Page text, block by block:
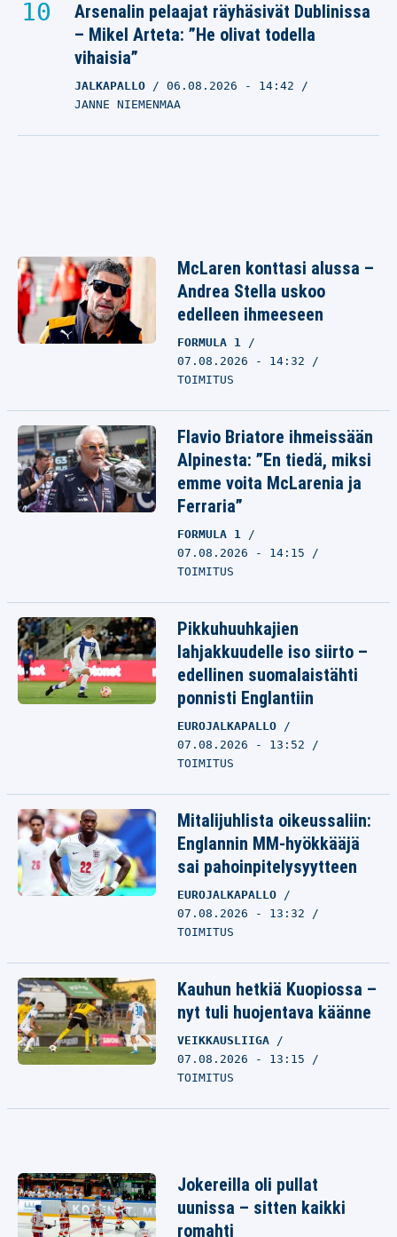
Arsenalin pelaajat räyhäsivät Dublinissa
– Mikel Arteta: ”He olivat todella
vihaisia”
JALKAPALLO 06.08.2026 - 14:42
JANNE NIEMENMAA
McLaren konttasi alussa –
Andrea Stella uskoo
edelleen ihmeeseen
FORMULA 1
07.08.2026 - 14:32
TOIMITUS
Flavio Briatore ihmeissään
Alpinesta: ”En tiedä, miksi
emme voita McLarenia ja
Ferraria”
FORMULA 1
07.08.2026 - 14:15
TOIMITUS
Pikkuhuuhkajien
lahjakkuudelle iso siirto –
edellinen suomalaistähti
ponnisti Englantiin
EUROJALKAPALLO
07.08.2026 - 13:52
TOIMITUS
Mitalijuhlista oikeussaliin:
Englannin MM-hyökkääjä
sai pahoinpitelysyytteen
EUROJALKAPALLO
07.08.2026 - 13:32
TOIMITUS
Kauhun hetkiä Kuopiossa –
nyt tuli huojentava käänne
VEIKKAUSLIIGA
07.08.2026 - 13:15
TOIMITUS
Jokereilla oli pullat
uunissa – sitten kaikki
romahti